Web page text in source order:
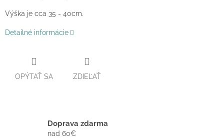
Výška je cca 35 - 40cm.
Detailné informácie
OPÝTAŤ SA ZDIEĽAŤ
Doprava zdarma
nad 60€